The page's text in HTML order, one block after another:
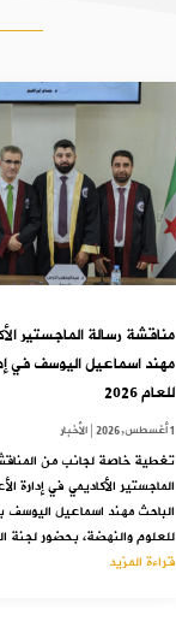
مناقشة رسالة الماجستير
مهند اسماعيل اليوسف في
للعام 2026
1 أغسطس,2026 |الأخبار
تغطية خاصة لجانب من
الماجستير الأكاديمي في إدارة
الباحث مهند اسماعيل اليوسف
للعلوم والنهضة، بحضور لجنة
قراءة المزيد